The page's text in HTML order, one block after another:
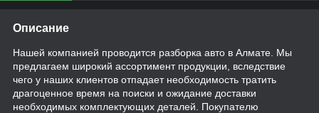
Описание
Нашей компанией проводится разборка авто в Алмате. Мы
предлагаем широкий ассортимент продукции, вследствие
чего у наших клиентов отпадает необходимость тратить
драгоценное время на поиски и ожидание доставки
необходимых комплектующих деталей. Покупателю